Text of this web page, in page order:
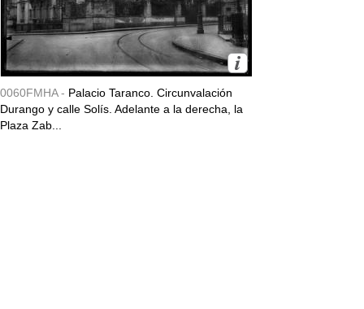
0060FMHA - Palacio Taranco. Circunvalación
Durango y calle Solís. Adelante a la derecha, la
Plaza Zab...